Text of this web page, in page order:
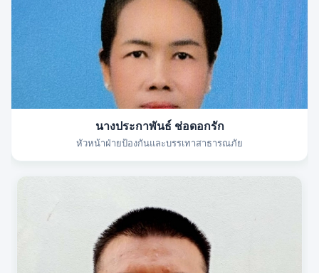
นางประกาพันธ์ ช่อดอกรัก
หัวหน้าฝ่ายป้องกันและบรรเทาสาธารณภัย